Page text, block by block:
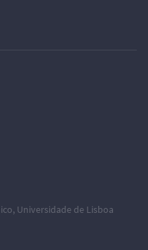
, Universidade de Lisboa